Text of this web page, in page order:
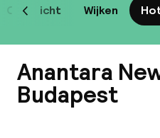
Overzicht Wijken
Scroll naar links
Anantara
Budapest